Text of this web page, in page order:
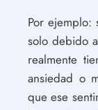
Por ejemplo:
solo debido
realmente
ansiedad o
que ese